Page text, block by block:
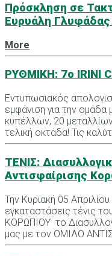
Πρόσκληση σε
Ευρυάλη
More
ΡΥΘΜΙΚΗ: 7ο IRINI
Εντυπωσιακός
εμφάνιση για την
κυπέλλων, 20
τελική οκτάδα! Τις
ΤΕΝΙΣ:
Αντισφαίρισης
Την Κυριακή 05
εγκαταστάσεις τένις
ΚΟΡΩΠΙΟΥ το
μας με τον ΟΜΙΛΟ